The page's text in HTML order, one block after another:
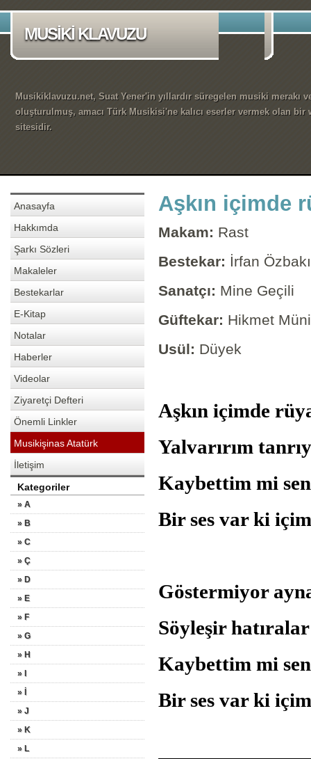
MUSİKİ KLAVUZU
Musikiklavuzu.net, Suat Yener'in yıllardır süregelen musiki merakı
oluşturulmuş, amacı Türk Musikisi'ne kalıcı eserler vermek olan bir
sitesidir.
Anasayfa
Hakkımda
Şarkı Sözleri
Makaleler
Bestekarlar
E-Kitap
Notalar
Haberler
Videolar
Ziyaretçi Defteri
Önemli Linkler
Musikişinas Atatürk
İletişim
Kategoriler
» A
» B
» C
» Ç
» D
» E
» F
» G
» H
» I
» İ
» J
» K
» L
Aşkın içimde
Makam: Rast
Bestekar: İrfan
Sanatçı: Mine Geçili
Güftekar: Hikmet
Usül: Düyek
Aşkın içimde
Yalvarırım
Kaybettim mi
Bir ses var ki
Göstermiyor
Söyleşir
Kaybettim mi
Bir ses var ki